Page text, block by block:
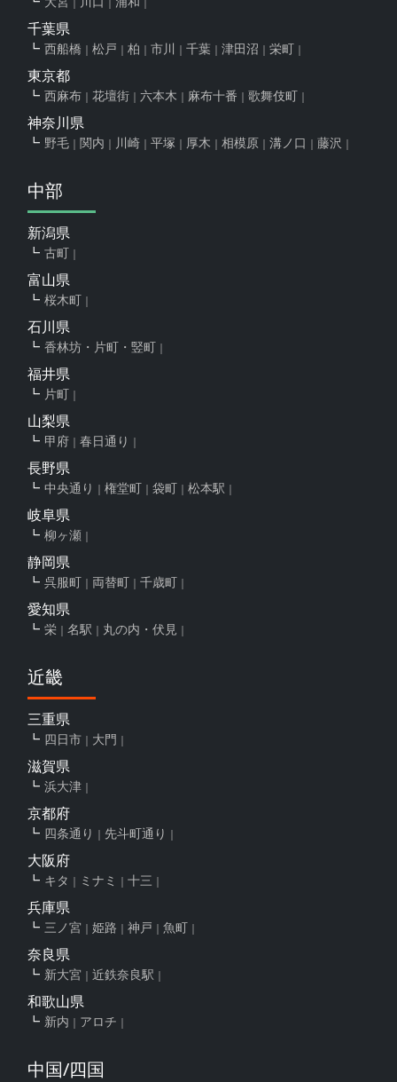
千葉県
西船橋 松戸 柏 市川 千葉 津田沼 栄町
東京都
西麻布 花壇街 六本木 麻布十番 歌舞伎町
神奈川県
野毛 関内 川崎 平塚 厚木 相模原 溝ノ口 藤沢
中部
新潟県
古町
富山県
桜木町
石川県
香林坊・片町・竪町
福井県
片町
山梨県
甲府 春日通り
長野県
中央通り 権堂町 袋町 松本駅
岐阜県
柳ヶ瀬
静岡県
呉服町 両替町 千歳町
愛知県
栄 名駅 丸の内・伏見
近畿
三重県
四日市 大門
滋賀県
浜大津
京都府
四条通り 先斗町通り
大阪府
キタ ミナミ 十三
兵庫県
三ノ宮 姫路 神戸 魚町
奈良県
新大宮 近鉄奈良駅
和歌山県
新内 アロチ
中国/四国